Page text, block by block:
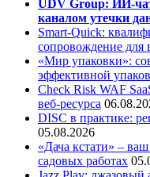
UDV Group: ИИ-
каналом утечки
Smart-Quick:
сопровождение для
«Мир упаковки»:
эффективной
Check Risk WAF
веб-ресурса
DISC в практике:
05.08.2026
«Дача кстати» –
садовых работах